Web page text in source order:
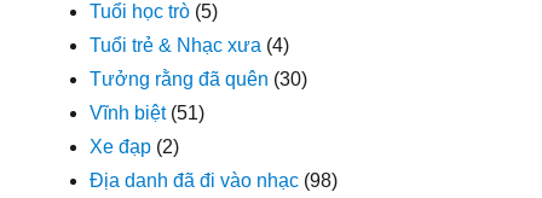
Tuổi học trò (5)
Tuổi trẻ & Nhạc xưa (4)
Tưởng rằng đã quên (30)
Vĩnh biệt(51)
Xe đạp (2)
Địa danh đã đi vào nhạc (98)